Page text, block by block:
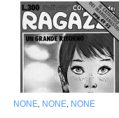
NONE NONE NONE